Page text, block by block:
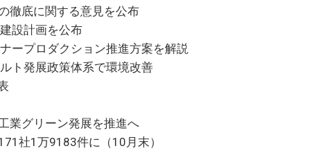
徹底に関する意見を公布
設計画を公布
ープロダクション推進方案を解説
ト発展政策体系で環境改善
業グリーン発展を推進へ
社1万9183件に（10月末）